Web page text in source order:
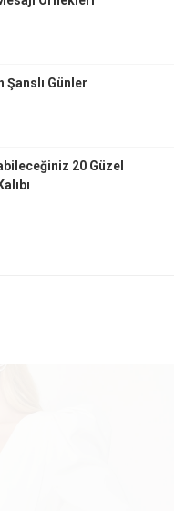
Şanslı Günler
20 Güzel